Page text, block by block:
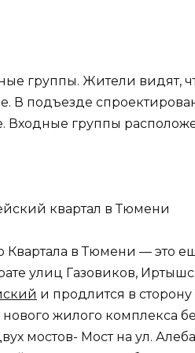
группы. Жители видят,
В подъезде
Входные группы
Квартала в Тюмени — это
улиц Газовиков,
и продлится в
жилого комплекса
мостов- Мост на ул.